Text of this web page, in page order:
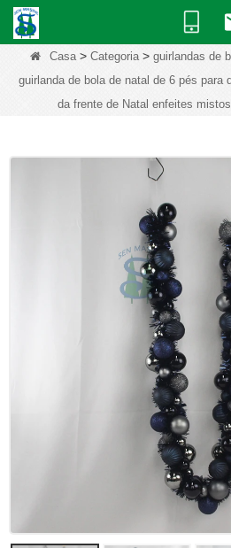
Casa> Categoria> guirlandas de
guirlanda de bola de natal de 6 pés para
da frente de Natal enfeites